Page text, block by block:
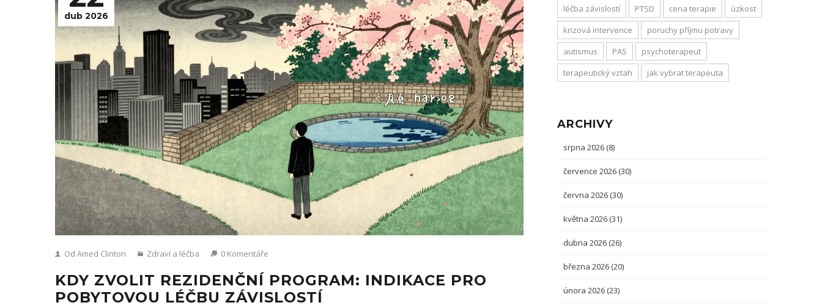
dub 2026
Od Amed Clinton Zdraví a léčba 0 Komentáře
KDY ZVOLIT REZIDENČNÍ PROGRAM: INDIKACE PRO
POBYTOVOU LÉČBU ZÁVISLOSTÍ
léčba závislostí
PTSD cena terapie
úzkost
krizová intervence
poruchy příjmu potravy
autismus
PAS
psychoterapeut
terapeutický vztah
jak vybrat terapeuta
ARCHIVY
srpna 2026 (8)
července 2026 (30)
června 2026 (30)
května 2026 (31)
dubna 2026 (26)
března 2026 (20)
února 2026 (23)